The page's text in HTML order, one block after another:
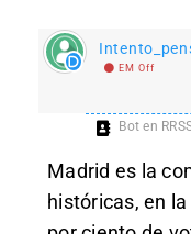
EM Off
Bot en
Madrid es la
históricas, en